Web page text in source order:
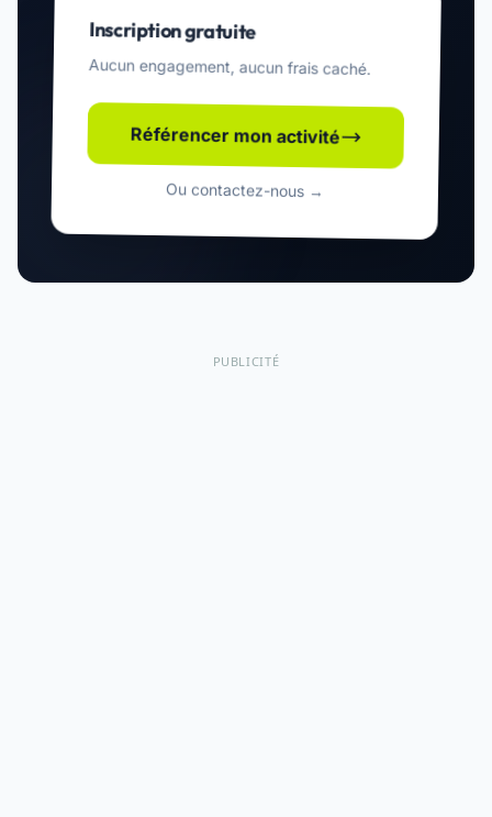
Inscription gratuite
Aucun engagement, aucun frais caché.
Référencer mon activité
Ou contactez-nous →
PUBLICITÉ